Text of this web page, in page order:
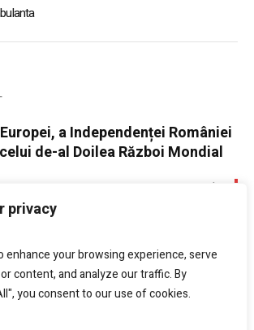
privacy
enhance your browsing experience, serve
content, and analyze our traffic. By
you consent to our use of cookies.
a Independenței României
de-al Doilea Război Mondial